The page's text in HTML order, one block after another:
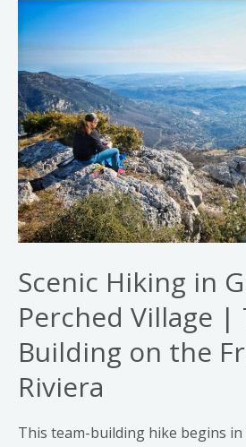
Scenic Hiking in
Perched Village |
Building on the
Riviera
This team-building hike begins in